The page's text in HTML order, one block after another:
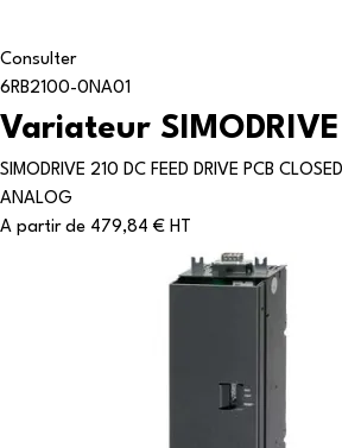
Consulter
6RB2100-0NA01
Variateur SIMODRIVE
SIMODRIVE 210 DC FEED DRIVE PCB
ANALOG
A partir de 479,84 € HT